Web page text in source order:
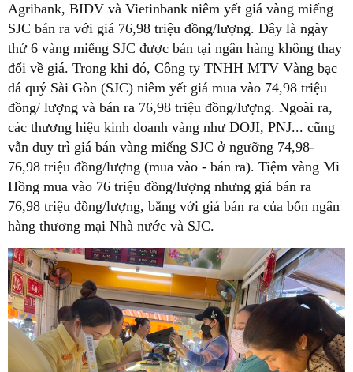
Agribank, BIDV và Vietinbank niêm yết giá vàng miếng
SJC bán ra với giá 76,98 triệu đồng/lượng. Đây là ngày
thứ 6 vàng miếng SJC được bán tại ngân hàng không thay
đổi về giá. Trong khi đó, Công ty TNHH MTV Vàng bạc
đá quý Sài Gòn (SJC) niêm yết giá mua vào 74,98 triệu
đồng/ lượng và bán ra 76,98 triệu đồng/lượng. Ngoài ra,
các thương hiệu kinh doanh vàng như DOJI, PNJ... cũng
vẫn duy trì giá bán vàng miếng SJC ở ngưỡng 74,98-
76,98 triệu đồng/lượng (mua vào - bán ra). Tiệm vàng Mi
Hồng mua vào 76 triệu đồng/lượng nhưng giá bán ra
76,98 triệu đồng/lượng, bằng với giá bán ra của bốn ngân
hàng thương mại Nhà nước và SJC.